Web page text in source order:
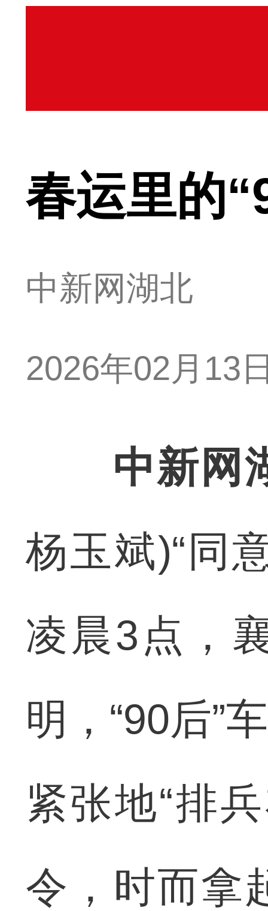
春运里的
中新网湖北
2026年02月13
中新网
杨玉斌)“同
凌晨3点，
明，“90后”
紧张地“排
令，时而拿